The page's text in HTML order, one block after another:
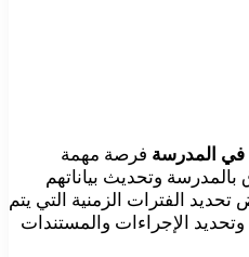
المدرسة فرصة مهمة
بالمدرسة وتحديث بياناتهم
الفترات الزمنية التي يتم
الإجراءات والمستندات